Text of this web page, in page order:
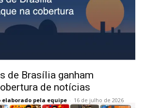
de Brasília ganham
de notícias
elaborado pela equipe - 16 de julho de 2026